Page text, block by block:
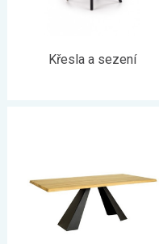
Křesla a sezení